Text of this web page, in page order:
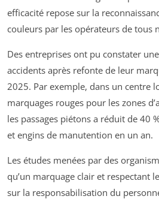
efficacité repose sur la
couleurs par les opérateurs de tous
Des entreprises ont pu constater
accidents après refonte de leur
2025. Par exemple, dans un centre
marquages rouges pour les zones
les passages piétons a réduit de 40
et engins de manutention en un an.
Les études menées par des
qu’un marquage clair et respectant
sur la responsabilisation du